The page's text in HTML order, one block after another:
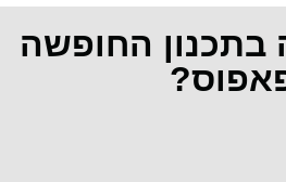
בתכנון החופשה